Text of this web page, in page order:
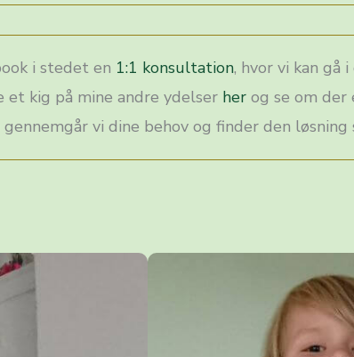
i stedet en 1:1 konsultation, hvor vi kan gå
kig på mine andre ydelser her og se om
gennemgår vi dine behov og finder den